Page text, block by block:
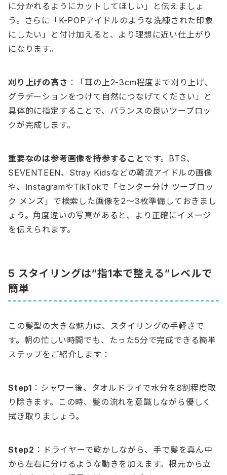
に分かれるようにカットしてほしい」と伝えましょ
う。さらに「K-POPアイドルのような洗練された印象
にしたい」と付け加えると、より理想に近い仕上がり
になります。
刈り上げの高さ ：「耳の上2-3cm程度まで刈り上げ、
グラデーションをつけて自然につなげてください」と
具体的に指定することで、バランスの良いツーブロッ
クが完成します。
重要なのは参考画像を持参すること です。BTS、
SEVENTEEN、Stray Kidsなどの韓流アイドルの画像
や、InstagramやTikTokで「センター分け ツーブロッ
ク メンズ」で検索した画像を2〜3枚準備しておきまし
ょう。角度違いの写真があると、より正確にイメージ
を伝えられます。
5 スタイリングは”指1本で整える”レベルで
簡単
この髪型の大きな魅力は、スタイリングの手軽さで
す。朝の忙しい時間でも、たった5分で完成できる簡単
ステップをご紹介します：
Step1 ：シャワー後、タオルドライで水分を8割程度取
り除きます。この時、髪の流れを意識しながら優しく
拭き取りましょう。
Step2 ：ドライヤーで乾かしながら、手で髪を真ん中
から左右に分けるような動きを加えます。根元から立